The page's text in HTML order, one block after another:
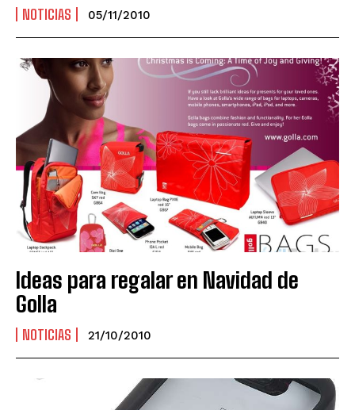
NOTICIAS 05/11/2010
Ideas para regalar en Navidad de
Golla
NOTICIAS 21/10/2010